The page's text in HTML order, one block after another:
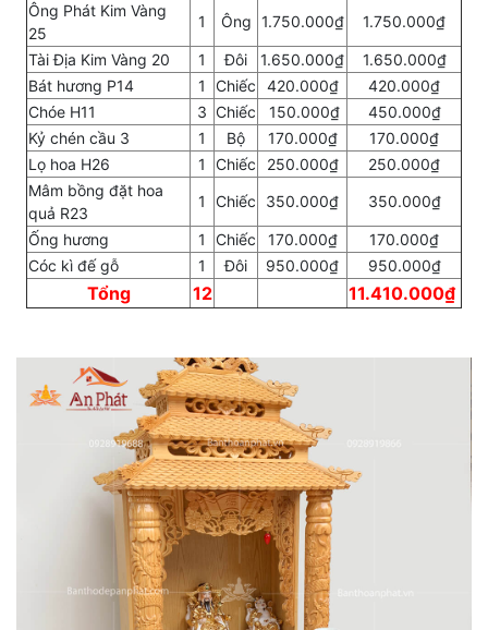
Ông Phát Kim Vàng
25
1 Ông 1.750.000₫ 1.750.000₫
Tài Địa Kim Vàng 20 1 Đôi 1.650.000₫
1.650.000₫
Bát hương P14
1 Chiếc 420.000₫
420.000₫
Chóe H11
3 Chiếc 150.000₫
450.000₫
Kỷ chén cầu 3
1 Bộ 170.000₫
170.000₫
Lọ hoa H26
1 Chiếc 250.000₫
250.000₫
Mâm bồng đặt hoa
quả R23
1 Chiếc 350.000₫ 350.000₫
Ống hương 1 Chiếc 170.000₫
170.000₫
Cóc kì đế gỗ
1 Đôi 950.000₫ 950.000₫
Tổng 12 11.410.000₫